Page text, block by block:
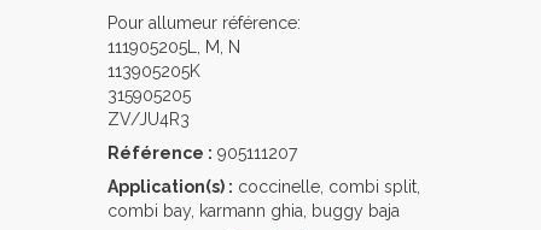
Pour allumeur référence:
111905205L, M, N
113905205K
315905205
ZV/JU4R3
Référence : 905111207
Application(s) : coccinelle, combi split,
combi bay, karmann ghia, buggy baja